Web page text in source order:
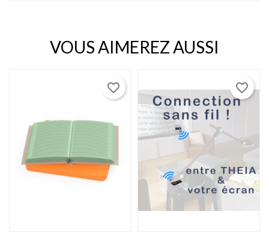
VOUS AIMEREZ AUSSI
favorite_border favorite_border